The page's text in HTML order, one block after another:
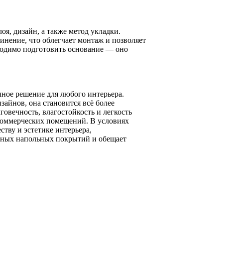
дизайн, а также метод укладки.
что облегчает монтаж и позволяет
подготовить основание — оно
решение для любого интерьера.
она становится всё более
влагостойкость и легкость
помещений. В условиях
и эстетике интерьера,
напольных покрытий и обещает